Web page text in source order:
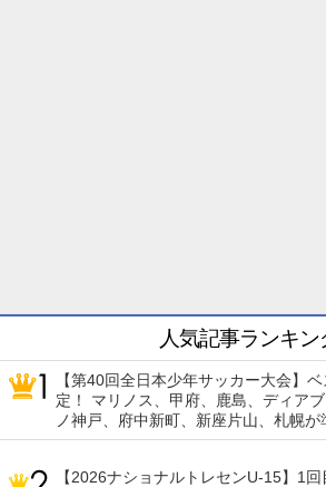
人気記事ランキン
【第40回全日本少年サッカー大会】
定！ マリノス、甲府、鹿島、ディア
ノ神戸、府中新町、新座片山、札幌が
【2026ナショナルトレセンU-15】1